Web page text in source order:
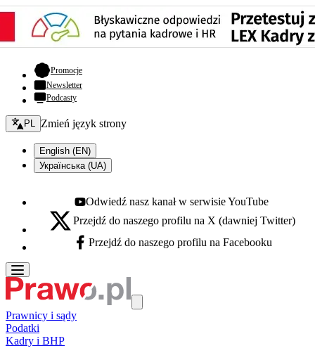
Promocje- otwiera się w nowej karcie
Newsletter
Podcasty
Zmień język - bieżący:
PL Zmień język strony
English (EN)
Українська (UA)
Youtube - otwiera się w nowej karcie
Odwiedź nasz kanał w serwisie YouTube
X - otwiera się w nowej karcie
Przejdź do naszego profilu na X (dawniej Twitter)
Facebook - otwiera się w nowej karcie
Przejdź do naszego profilu na Facebooku
Prawnicy i sądy
Podatki
Kadry i BHP